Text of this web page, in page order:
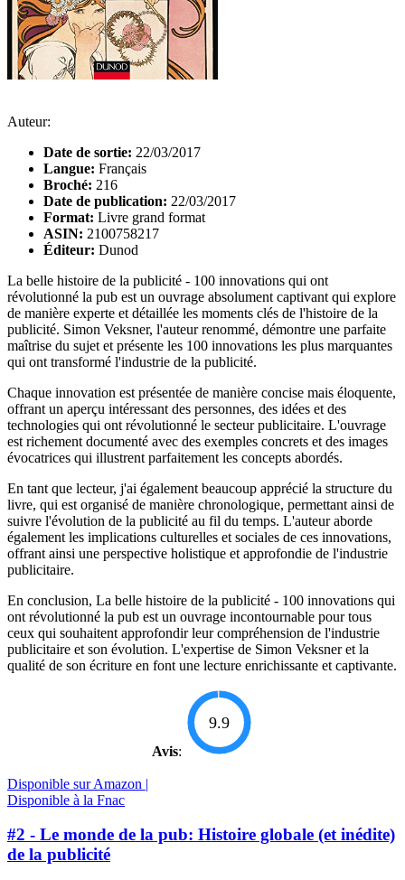
Auteur:
Date de sortie: 22/03/2017
Langue: Français
Broché: 216
Date de publication: 22/03/2017
Format: Livre grand format
ASIN: 2100758217
Éditeur: Dunod
La belle histoire de la publicité - 100 innovations qui ont
révolutionné la pub est un ouvrage absolument captivant qui explore
de manière experte et détaillée les moments clés de l'histoire de la
publicité. Simon Veksner, l'auteur renommé, démontre une parfaite
maîtrise du sujet et présente les 100 innovations les plus marquantes
qui ont transformé l'industrie de la publicité.
Chaque innovation est présentée de manière concise mais éloquente,
offrant un aperçu intéressant des personnes, des idées et des
technologies qui ont révolutionné le secteur publicitaire. L'ouvrage
est richement documenté avec des exemples concrets et des images
évocatrices qui illustrent parfaitement les concepts abordés.
En tant que lecteur, j'ai également beaucoup apprécié la structure du
livre, qui est organisé de manière chronologique, permettant ainsi de
suivre l'évolution de la publicité au fil du temps. L'auteur aborde
également les implications culturelles et sociales de ces innovations,
offrant ainsi une perspective holistique et approfondie de l'industrie
publicitaire.
En conclusion, La belle histoire de la publicité - 100 innovations qui
ont révolutionné la pub est un ouvrage incontournable pour tous
ceux qui souhaitent approfondir leur compréhension de l'industrie
publicitaire et son évolution. L'expertise de Simon Veksner et la
qualité de son écriture en font une lecture enrichissante et captivante.
Avis:
9.9
Disponible sur Amazon |
Disponible à la Fnac
#2 - Le monde de la pub: Histoire globale (et inédite)
de la publicité